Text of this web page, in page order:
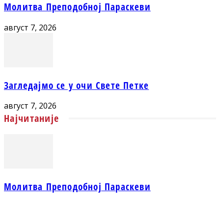
Молитва Преподобној Параскеви
август 7, 2026
Загледајмо се у очи Свете Петке
август 7, 2026
Најчитаније
Молитва Преподобној Параскеви